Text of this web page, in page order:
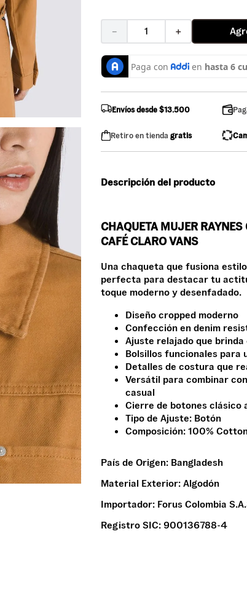
＋
－
Envíos desde $13.500
Retiro en tiendagratis
Descripción del producto
CHAQUETA MUJER RAYNES
CAFÉ CLARO VANS
Una chaqueta que fusiona
perfecta para destacar tu
toque moderno y desenfadado.
Diseño cropped moderno
Confección en denim
Ajuste relajado que brinda
Bolsillos funcionales para
Detalles de costura que
Versátil para combinar
casual
Cierre de botones clásico
Tipo de Ajuste: Botón
Composición: 100%
País de Origen: Bangladesh
Material Exterior:Algodón
Importador: Forus Colombia
Registro SIC:900136788-4